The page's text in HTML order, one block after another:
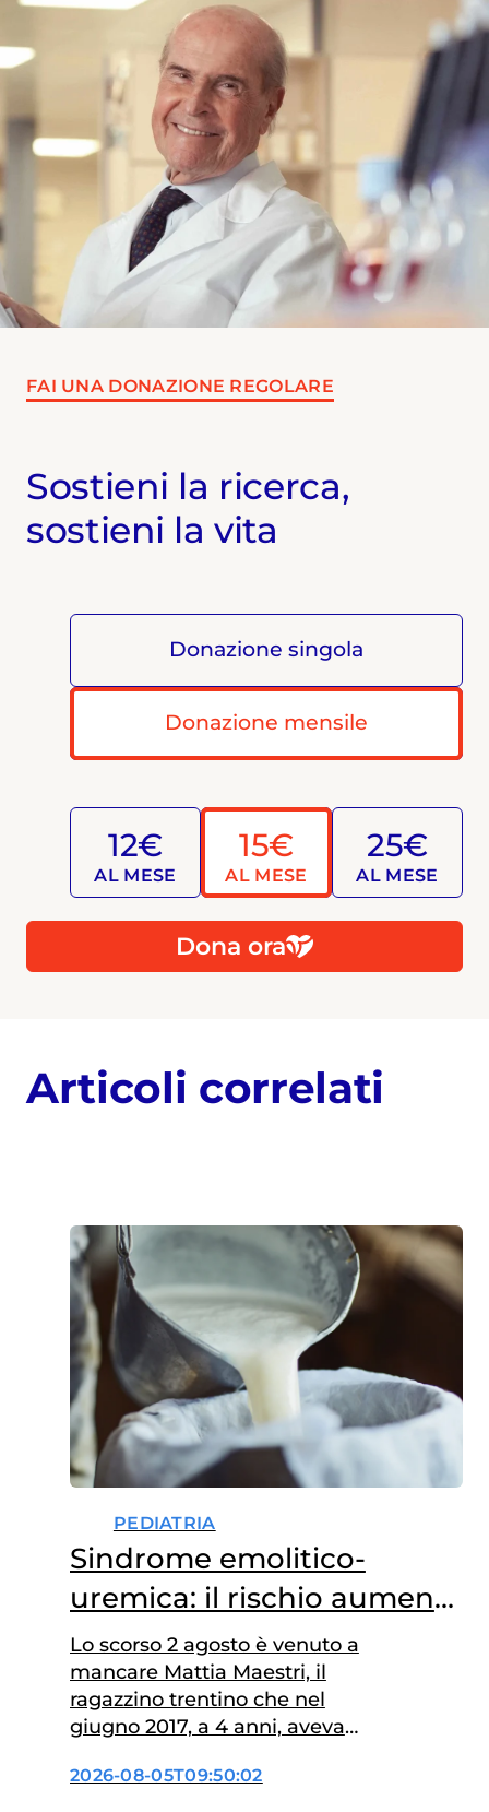
FAI UNA DONAZIONE REGOLARE
Sostieni la ricerca,
sostieni la vita
Donazione singola
Donazione mensile
12€
AL MESE
15€
AL MESE
25€
AL MESE
Dona ora
Articoli correlati
PEDIATRIA
Sindrome emolitico-
uremica: il rischio aumenta
in estate
Lo scorso 2 agosto è venuto a
mancare Mattia Maestri, il
ragazzino trentino che nel
giugno 2017, a 4 anni, aveva
crudo contaminato da
2026-08-05T09:50:02